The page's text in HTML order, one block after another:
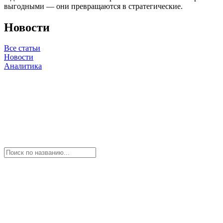
выгодными — они превращаются в стратегические.
Новости
Все статьи
Новости
Аналитика